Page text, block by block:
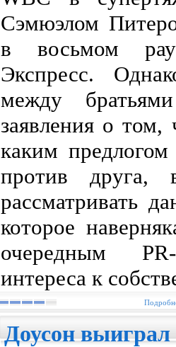
Сэмюэлом
в восьмом
Экспресс.
между
заявления о
каким
против друга,
рассматривать
которое
очередным
интереса к
Доусон выиграл